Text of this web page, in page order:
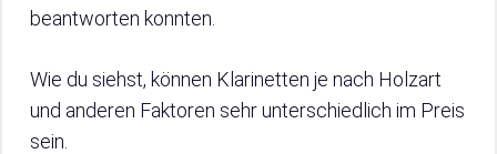
beantworten konnten.
Wie du siehst, können Klarinetten je nach Holzart
und anderen Faktoren sehr unterschiedlich im Preis
sein.